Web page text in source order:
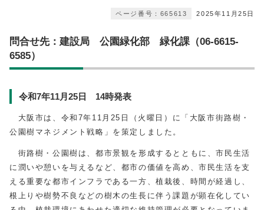
2025年11月25日
ページ番号：665613
問合せ先：建設局 公園緑化部 緑化課（06-6615-
6585）
令和7年11月25日 14時発表
大阪市は、令和7年11月25日（火曜日）に「大阪市街路樹・
公園樹マネジメント戦略」を策定しました。
街路樹・公園樹は、都市景観を形成するとともに、市民生活
に潤いや憩いを与えるなど、都市の価値を高め、市民生活を支
える重要な都市インフラである一方、植栽後、時間が経過し、
根上りや樹勢不良などの樹木の生長に伴う課題が顕在化してい